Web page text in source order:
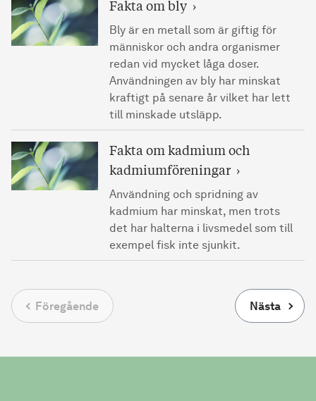
Fakta om bly
Bly är en metall som är giftig för
människor och andra organismer
redan vid mycket låga doser.
Användningen av bly har minskat
kraftigt på senare år vilket har lett
till minskade utsläpp.
Fakta om kadmium och
kadmiumföreningar
Användning och spridning av
kadmium har minskat, men trots
det har halterna i livsmedel som till
exempel fisk inte sjunkit.
Föregående Nästa